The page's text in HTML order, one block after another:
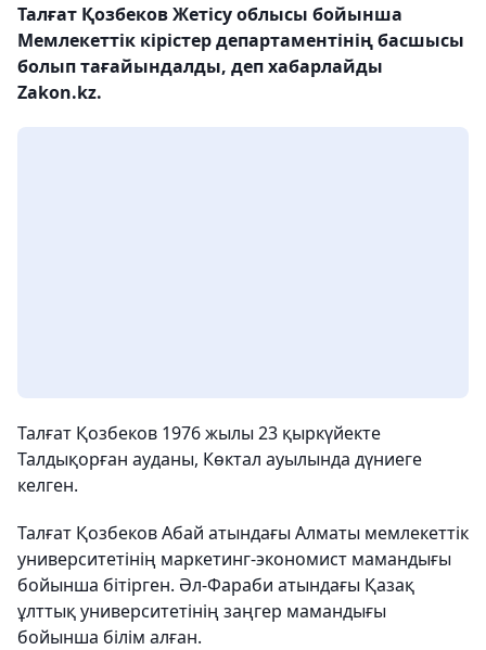
Талғат Қозбеков Жетісу облысы бойынша
Мемлекеттік кірістер департаментінің басшысы
болып тағайындалды, деп хабарлайды
Zakon.kz.
Талғат Қозбеков 1976 жылы 23 қыркүйекте
Талдықорған ауданы, Көктал ауылында дүниеге
келген.
Талғат Қозбеков Абай атындағы Алматы мемлекеттік
университетінің маркетинг-экономист мамандығы
бойынша бітірген. Әл-Фараби атындағы Қазақ
ұлттық университетінің заңгер мамандығы
бойынша білім алған.